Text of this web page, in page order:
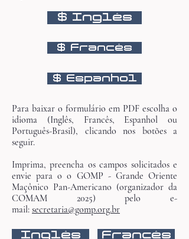
Dias 23, 24, 25 e 26 de outubro de 2025
$ Inglês
$ Francês
$ Espanhol
Para baixar o formulário em PDF escolha o
idioma (Inglês, Francês, Espanhol ou
Português-Brasil), clicando nos botões a
seguir.
Imprima, preencha os campos solicitados e
envie para o o GOMP - Grande Oriente
Maçônico Pan-Americano (organizador da
COMAM 2025) pelo e-
mail: secretaria@gomp.org.br
Inglês Francês